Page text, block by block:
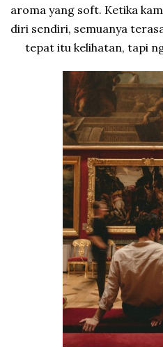
aroma yang soft. Ketika
diri sendiri, semuanya
tepat itu kelihatan, tapi